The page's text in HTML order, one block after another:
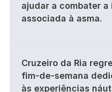
ajudar a combater
associada à asma.
Cruzeiro da Ria
fim-de-semana
às experiências